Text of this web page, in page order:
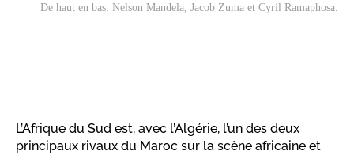
De haut en bas: Nelson Mandela, Jacob Zuma et Cyril Ramaphosa.
L’Afrique du Sud est, avec l’Algérie, l’un des deux
principaux rivaux du Maroc sur la scène africaine et